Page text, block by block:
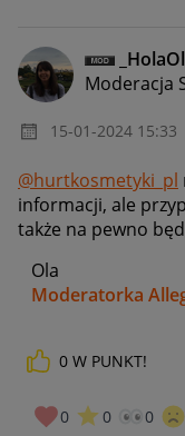
Moderacja
‎15-01-2024 15:33
@hurtkosmetyki_pl
informacji, ale
także na pewno
Ola
Moderatorka
0 W PUNKT!
0 0 0